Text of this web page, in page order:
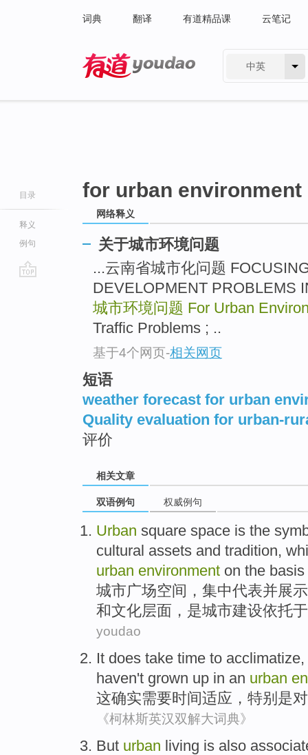
词典 翻译 有道精品课 云笔记
中英
目录
释义
例句
for urban environment
网络释义
关于城市环境问题
...云南省城市化问题
DEVELOPMENT PROBLEMS
城市环境问题 For Urban
Traffic Problems ; ..
基于4个网页-相关网页
短语
weather forecast for urban
Quality evaluation for urban-
评价
相关文章
双语例句 权威例句
Urban square space is the
cultural assets and tradition,
urban environment on the basis
城市广场空间 ，集中代表并展
和文化层面， 是城市建设依托于
youdao
It does take time to acclimatize,
haven't grown up in an urban
这确实需要时间适应 ， 特别是
《柯林斯英汉双解大词典》
But urban living is also